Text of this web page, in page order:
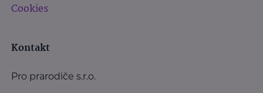
Cookies
Kontakt
Pro prarodiče s.r.o.